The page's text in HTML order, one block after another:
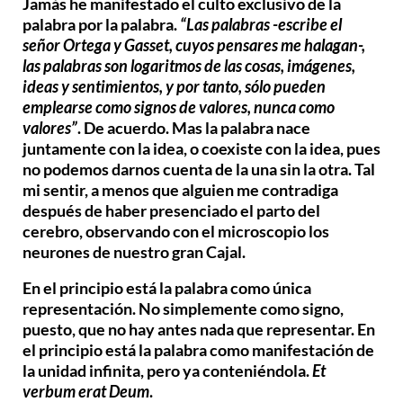
palabra por la palabra.“Las palabras -escribe el
señor Ortega y Gasset, cuyos pensares me halagan-,
las palabras son logaritmos de las cosas, imágenes,
ideas y sentimientos, y por tanto, sólo pueden
emplearse como signos de valores, nunca como
valores”. De acuerdo. Mas la palabra nace
juntamente con la idea, o coexiste con la idea, pues
no podemos darnos cuenta de la una sin la otra. Tal
mi sentir, a menos que alguien me contradiga
después de haber presenciado el parto del
cerebro, observando con el microscopio los
neurones de nuestro gran Cajal.
En el principio está la palabra como única
representación. No simplemente como signo,
puesto, que no hay antes nada que representar. En
el principio está la palabra como manifestación de
la unidad infinita, pero ya conteniéndola.Et
verbum erat Deum.